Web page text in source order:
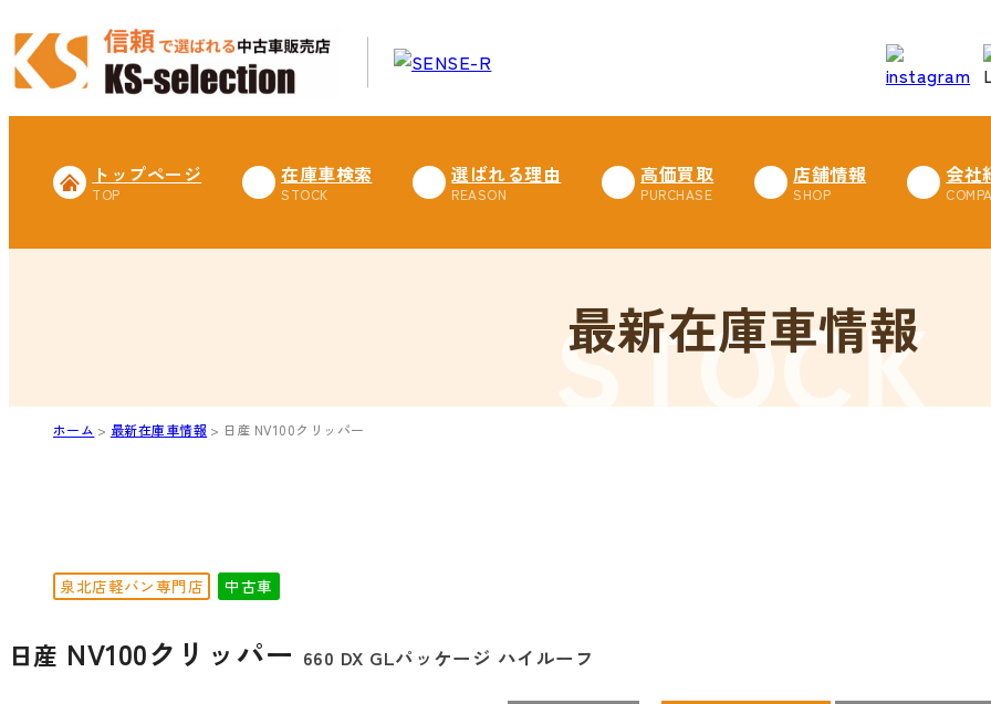
トップページ 在庫車検索 選ばれる理由 高価買取 店舗情報 会社
最新在庫車情報
ホーム 最新在庫車情報 日産 NV100クリッパー
泉北店軽バン専門店 中古車
日産 NV100クリッパー 660 DX GLパッケージ ハイルーフ